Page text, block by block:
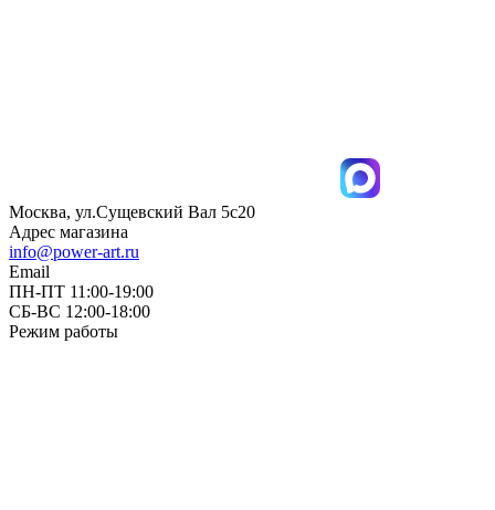
Москва, ул.Сущевский Вал 5с20
Адрес магазина
info@power-art.ru
Email
ПН-ПТ 11:00-19:00
СБ-ВС 12:00-18:00
Режим работы